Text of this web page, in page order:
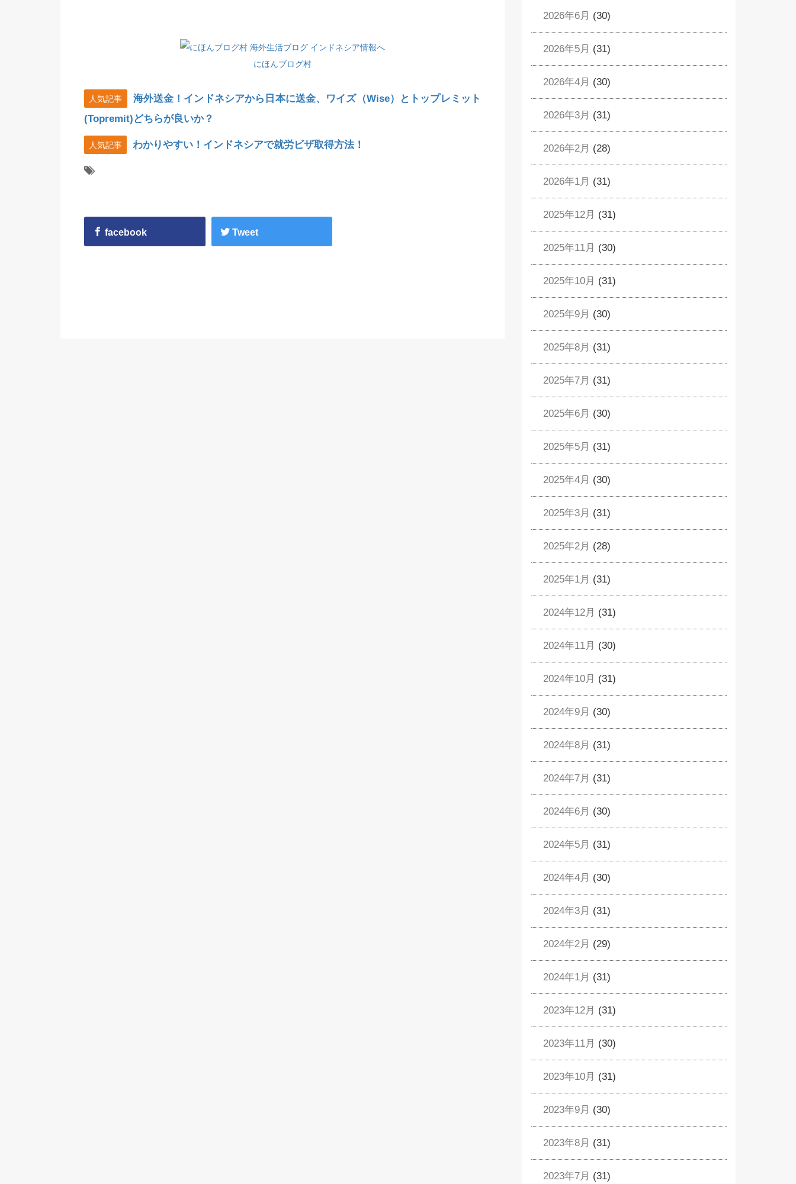
にほんブログ村
人気記事
海外送金！インドネシアから日本に送金、ワイズ（Wise）とトップレミット
(Topremit)どちらが良いか？
人気記事 わかりやすい！インドネシアで就労ビザ取得方法！
facebook Tweet
2026年6月 (30)
2026年5月 (31)
2026年4月 (30)
2026年3月 (31)
2026年2月 (28)
2026年1月 (31)
2025年12月 (31)
2025年11月 (30)
2025年10月 (31)
2025年9月 (30)
2025年8月 (31)
2025年7月 (31)
2025年6月 (30)
2025年5月 (31)
2025年4月 (30)
2025年3月 (31)
2025年2月 (28)
2025年1月 (31)
2024年12月 (31)
2024年11月 (30)
2024年10月 (31)
2024年9月 (30)
2024年8月 (31)
2024年7月 (31)
2024年6月 (30)
2024年5月 (31)
2024年4月 (30)
2024年3月 (31)
2024年2月 (29)
2024年1月 (31)
2023年12月 (31)
2023年11月 (30)
2023年10月 (31)
2023年9月 (30)
2023年8月 (31)
2023年7月 (31)